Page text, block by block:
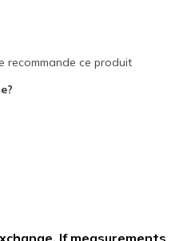
recommande ce produit
If measurements